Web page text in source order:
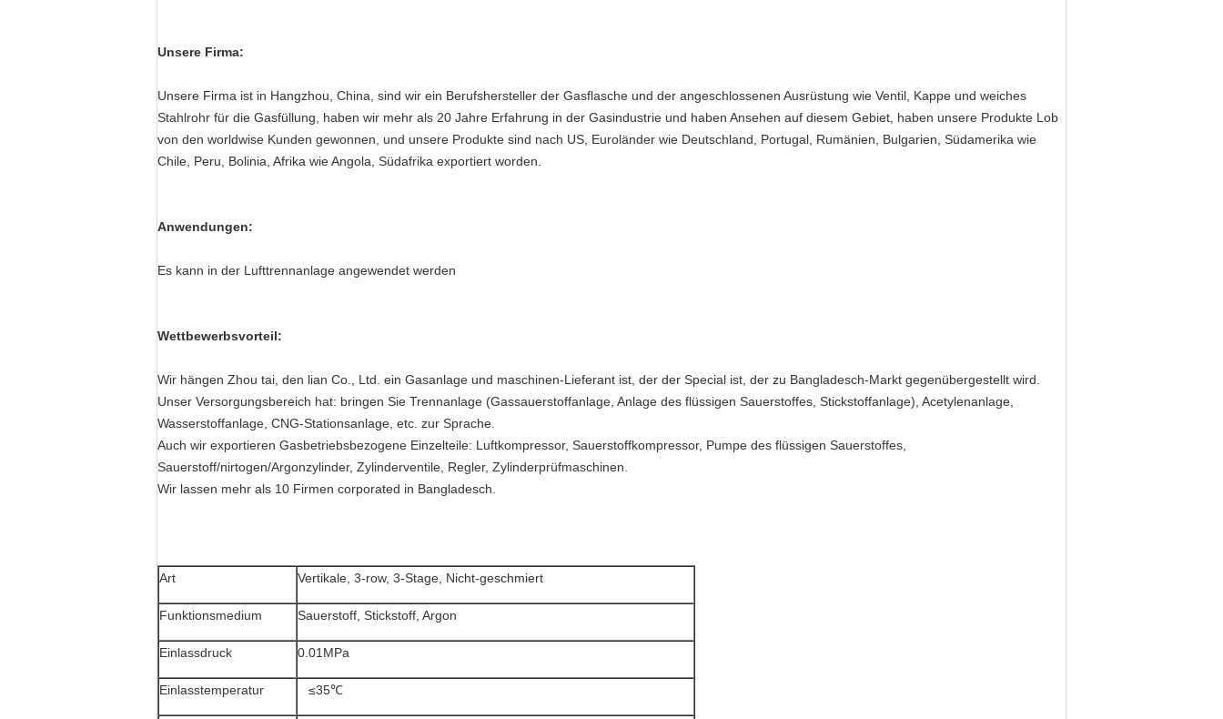
Unsere Firma:
Unsere Firma ist in Hangzhou, China, sind wir ein Berufshersteller der Gasflasche und der angeschlossenen Ausrüstung wie Ventil, Kappe und weiches
Stahlrohr für die Gasfüllung, haben wir mehr als 20 Jahre Erfahrung in der Gasindustrie und haben Ansehen auf diesem Gebiet, haben unsere Produkte Lob
von den worldwise Kunden gewonnen, und unsere Produkte sind nach US, Euroländer wie Deutschland, Portugal, Rumänien, Bulgarien, Südamerika wie
Chile, Peru, Bolinia, Afrika wie Angola, Südafrika exportiert worden.
Anwendungen:
Es kann in der Lufttrennanlage angewendet werden
Wettbewerbsvorteil:
Wir hängen Zhou tai, den lian Co., Ltd. ein Gasanlage und maschinen-Lieferant ist, der der Special ist, der zu Bangladesch-Markt gegenübergestellt wird.
Unser Versorgungsbereich hat: bringen Sie Trennanlage (Gassauerstoffanlage, Anlage des flüssigen Sauerstoffes, Stickstoffanlage), Acetylenanlage,
Wasserstoffanlage, CNG-Stationsanlage, etc. zur Sprache.
Auch wir exportieren Gasbetriebsbezogene Einzelteile: Luftkompressor, Sauerstoffkompressor, Pumpe des flüssigen Sauerstoffes,
Sauerstoff/nirtogen/Argonzylinder, Zylinderventile, Regler, Zylinderprüfmaschinen.
Wir lassen mehr als 10 Firmen corporated in Bangladesch.
Art Vertikale, 3-row, 3-Stage, Nicht-geschmiert
Funktionsmedium Sauerstoff, Stickstoff, Argon
Einlassdruck 0.01MPa
Einlasstemperatur ≤35℃